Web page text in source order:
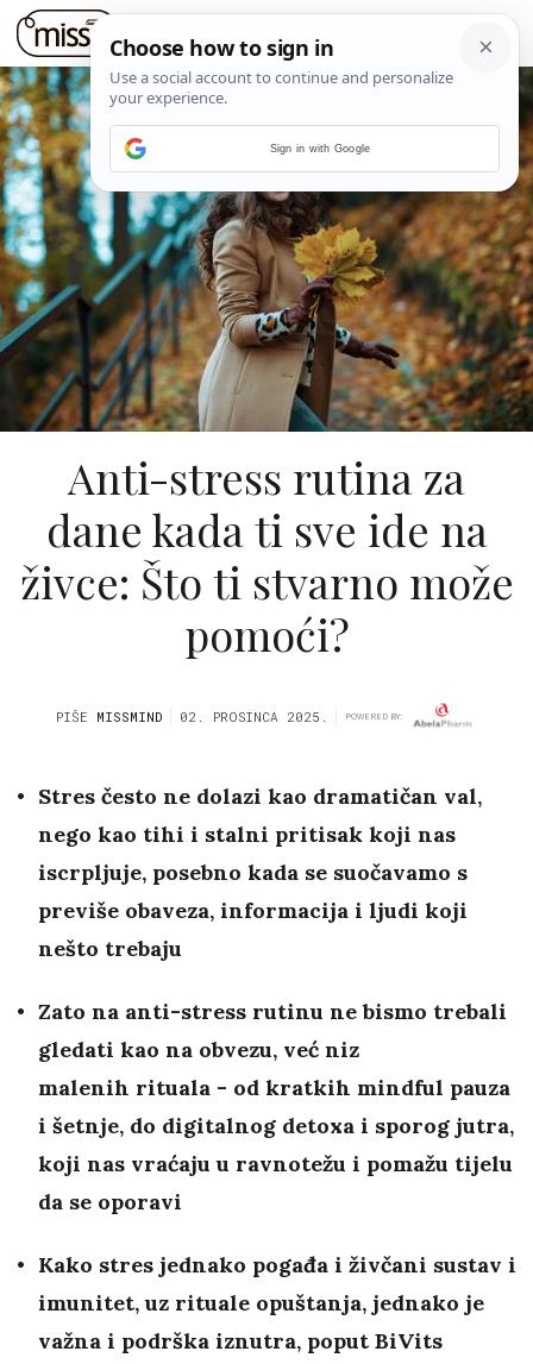
Anti-stress rutina za
dane kada ti sve ide na
živce: Što ti stvarno može
pomoći?
PIŠE MISSMIND 02. PROSINCA 2025. POWERED BY:
Stres često ne dolazi kao dramatičan val,
nego kao tihi i stalni pritisak koji nas
iscrpljuje, posebno kada se suočavamo s
previše obaveza, informacija i ljudi koji
nešto trebaju
Zato na anti-stress rutinu ne bismo trebali
gledati kao na obvezu, već niz
malenih rituala - od kratkih mindful pauza
i šetnje, do digitalnog detoxa i sporog jutra,
koji nas vraćaju u ravnotežu i pomažu tijelu
da se oporavi
Kako stres jednako pogađa i živčani sustav i
imunitet, uz rituale opuštanja, jednako je
važna i podrška iznutra, poput BiVits
Sign in with Google